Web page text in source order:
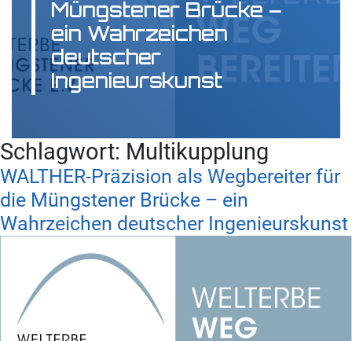
Müngstener Brücke –
ein Wahrzeichen
deutscher
Ingenieurskunst
Schlagwort: Multikupplung
WALTHER-Präzision als Wegbereiter für
die Müngstener Brücke – ein
Wahrzeichen deutscher Ingenieurskunst